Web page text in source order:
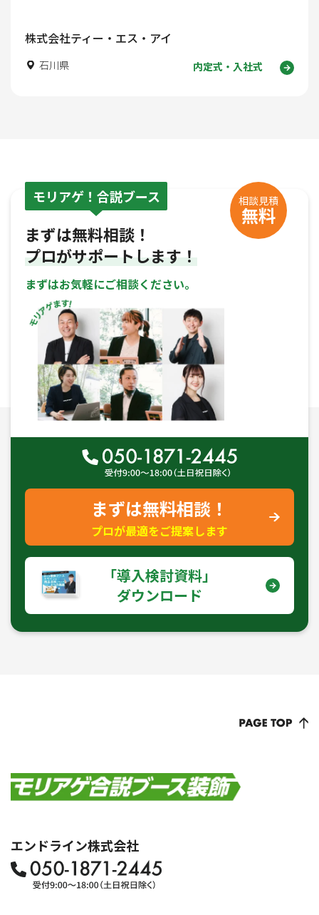
株式会社ティー・エス・アイ
石川県 内定式・入社式
モリアゲ！合説ブース 相談見積
無料
まずは無料相談！
プロがサポートします！
まずはお気軽にご相談ください。
まずは無料相談！
プロが最適をご提案します
｢導入検討資料｣
ダウンロード
エンドライン株式会社